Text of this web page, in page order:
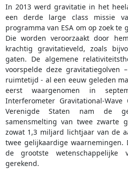
In 2013 werd gravitatie in het
een derde large class missie
programma van ESA om op zoek
Die worden veroorzaakt door
krachtig gravitatieveld, zoals
gaten. De algemene
voorspelde deze
ruimtetijd - al een eeuw geleden
eerst waargenomen in
Interferometer Gravitational-
Verenigde Staten nam de
samensmelting van twee zwarte
zowat 1,3 miljard lichtjaar van de
twee gelijkaardige waarnemingen.
de grootste
gerekend.